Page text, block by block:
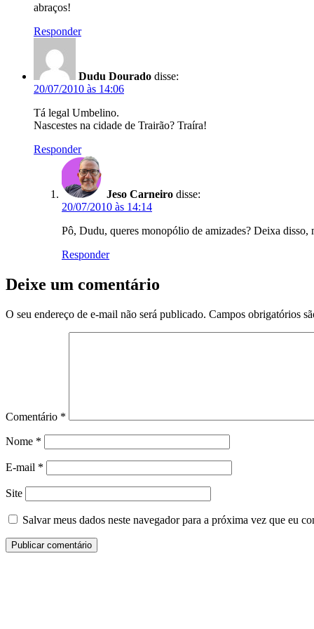
abraços!
Responder
Dudu Dourado disse:
20/07/2010 às 14:06
Tá legal Umbelino.
Nascestes na cidade de Trairão? Traíra!
Responder
Jeso Carneiro disse:
20/07/2010 às 14:14
Pô, Dudu, queres monopólio de amizades? Deixa disso,
Responder
Deixe um comentário
O seu endereço de e-mail não será publicado. Campos obrigatórios
Comentário *
Nome *
E-mail *
Site
Salvar meus dados neste navegador para a próxima vez que eu